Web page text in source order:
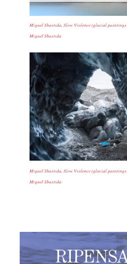
Miguel Sbastida, Slow Violence (glacial
Miguel Sbastida
Miguel Sbastida, Slow Violence (glacial
Miguel Sbastida